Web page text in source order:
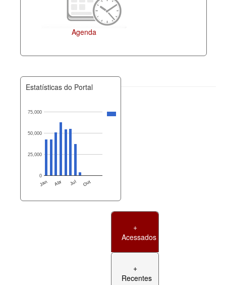
Agenda
Estatísticas do Portal
Jan Abr Jul Out
0
25,000
50,000
75,000
+
Acessados
+
Recentes